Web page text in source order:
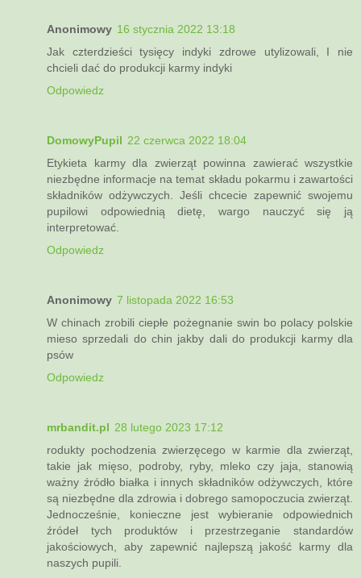
Anonimowy 16 stycznia 2022 13:18
Jak czterdzieści tysięcy indyki zdrowe utylizowali, I nie
chcieli dać do produkcji karmy indyki
Odpowiedz
DomowyPupil 22 czerwca 2022 18:04
Etykieta karmy dla zwierząt powinna zawierać wszystkie
niezbędne informacje na temat składu pokarmu i zawartości
składników odżywczych. Jeśli chcecie zapewnić swojemu
pupilowi odpowiednią dietę, wargo nauczyć się ją
interpretować.
Odpowiedz
Anonimowy 7 listopada 2022 16:53
W chinach zrobili ciepłe pożegnanie swin bo polacy polskie
mieso sprzedali do chin jakby dali do produkcji karmy dla
psów
Odpowiedz
mrbandit.pl 28 lutego 2023 17:12
rodukty pochodzenia zwierzęcego w karmie dla zwierząt,
takie jak mięso, podroby, ryby, mleko czy jaja, stanowią
ważny źródło białka i innych składników odżywczych, które
są niezbędne dla zdrowia i dobrego samopoczucia zwierząt.
Jednocześnie, konieczne jest wybieranie odpowiednich
źródeł tych produktów i przestrzeganie standardów
jakościowych, aby zapewnić najlepszą jakość karmy dla
naszych pupili.